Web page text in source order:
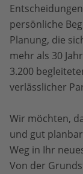
persönliche
Planung, die
mehr als 30
3.200
verlässlicher
Wir möchten,
und gut
Weg in Ihr
Von der